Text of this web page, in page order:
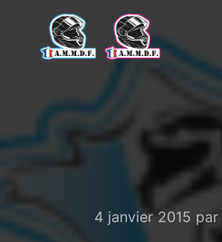
4 janvier 2015 par